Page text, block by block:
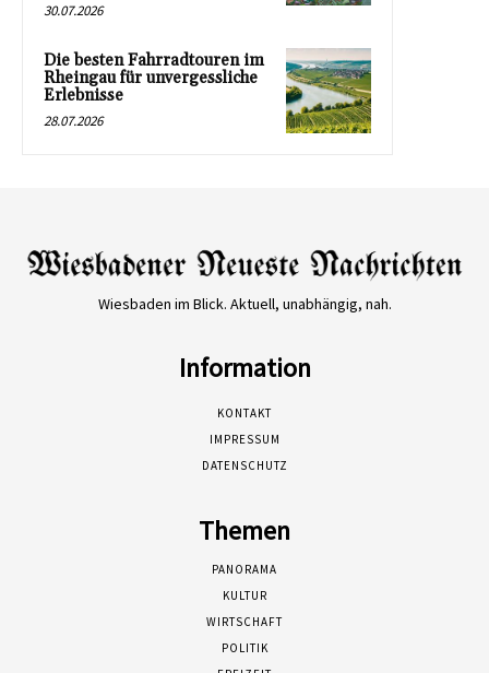
30.07.2026
Die besten Fahrradtouren im
Rheingau für unvergessliche
Erlebnisse
28.07.2026
Wiesbaden im Blick. Aktuell, unabhängig, nah.
Information
KONTAKT
IMPRESSUM
DATENSCHUTZ
Themen
PANORAMA
KULTUR
WIRTSCHAFT
POLITIK